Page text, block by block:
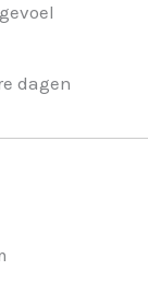
dagen